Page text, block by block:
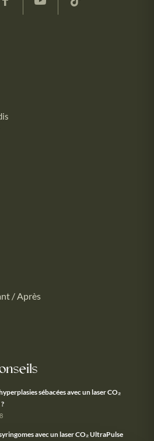
/ Après
sébacées avec un laser CO₂
avec un laser CO₂ UltraPulse